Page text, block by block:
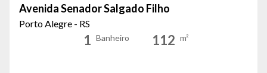
Avenida Senador Salgado Filho
Porto Alegre - RS
1 Banheiro 112 m²